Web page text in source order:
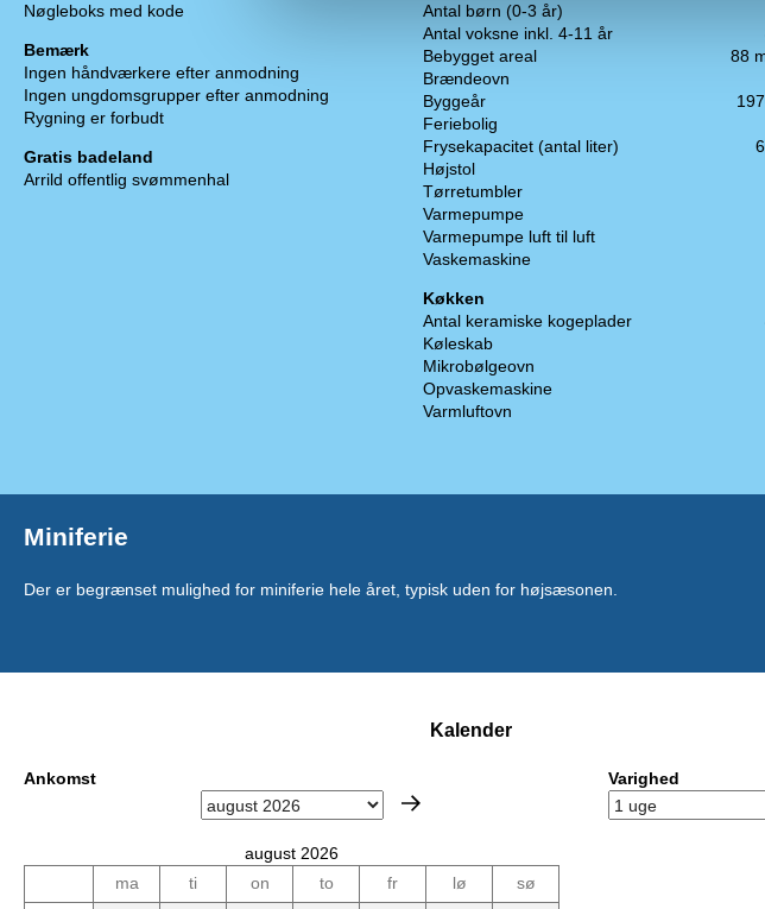
Nøgleboks med kode
Bemærk
Ingen håndværkere efter anmodning
Ingen ungdomsgrupper efter anmodning
Rygning er forbudt
Gratis badeland
Arrild offentlig svømmenhal
Antal børn (0-3 år)
Antal voksne inkl. 4-11 år
Bebygget areal
88
Brændeovn
Byggeår
Feriebolig
Frysekapacitet (antal liter)
Højstol
Tørretumbler
Varmepumpe
Varmepumpe luft til luft
Vaskemaskine
Køkken
Antal keramiske kogeplader
Køleskab
Mikrobølgeovn
Opvaskemaskine
Varmluftovn
Miniferie
Der er begrænset mulighed for miniferie hele året, typisk uden for højsæsonen.
Kalender
Ankomst
august 2026
ma
ti on to fr lø sø
Varighed